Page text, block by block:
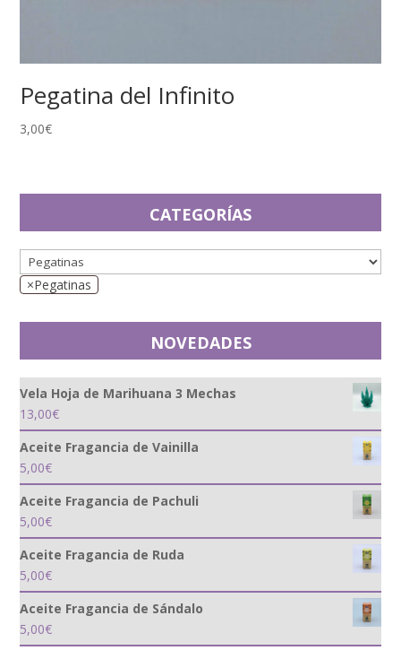
Pegatina del Infinito
3,00€
CATEGORÍAS
×Pegatinas
NOVEDADES
Vela Hoja de Marihuana 3 Mechas
13,00€
Aceite Fragancia de Vainilla
5,00€
Aceite Fragancia de Pachuli
5,00€
Aceite Fragancia de Ruda
5,00€
Aceite Fragancia de Sándalo
5,00€